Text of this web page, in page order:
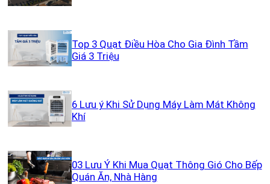
Top 3 Quạt Điều Hòa Cho Gia Đình Tầm
Giá 3 Triệu
6 Lưu ý Khi Sử Dụng Máy Làm Mát Không
Khí
03 Lưu Ý Khi Mua Quạt Thông Gió Cho Bếp
Quán Ăn, Nhà Hàng